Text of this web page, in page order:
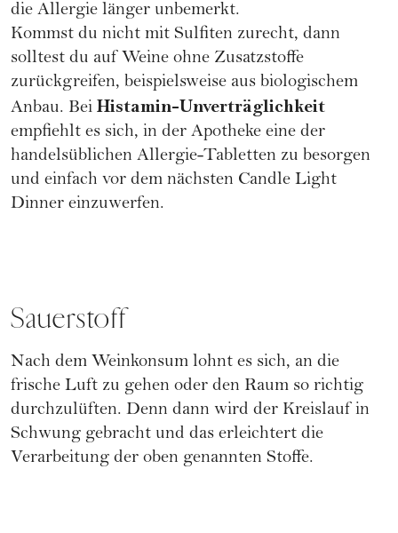
die Allergie länger unbemerkt.
Kommst du nicht mit Sulfiten zurecht, dann
solltest du auf Weine ohne Zusatzstoffe
zurückgreifen, beispielsweise aus biologischem
Anbau. Bei Histamin-Unverträglichkeit
empfiehlt es sich, in der Apotheke eine der
handelsüblichen Allergie-Tabletten zu besorgen
und einfach vor dem nächsten Candle Light
Dinner einzuwerfen.
Sauerstoff
Nach dem Weinkonsum lohnt es sich, an die
frische Luft zu gehen oder den Raum so richtig
durchzulüften. Denn dann wird der Kreislauf in
Schwung gebracht und das erleichtert die
Verarbeitung der oben genannten Stoffe.